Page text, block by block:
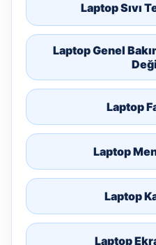
Laptop Sıvı
Laptop Genel
Laptop
Laptop
Laptop
Laptop